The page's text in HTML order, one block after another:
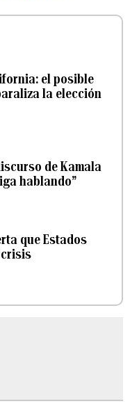
el posible
la elección
de Kamala
hablando”
que Estados